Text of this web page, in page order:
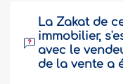
La Zakat de
immobilier,
avec le
de la vente a